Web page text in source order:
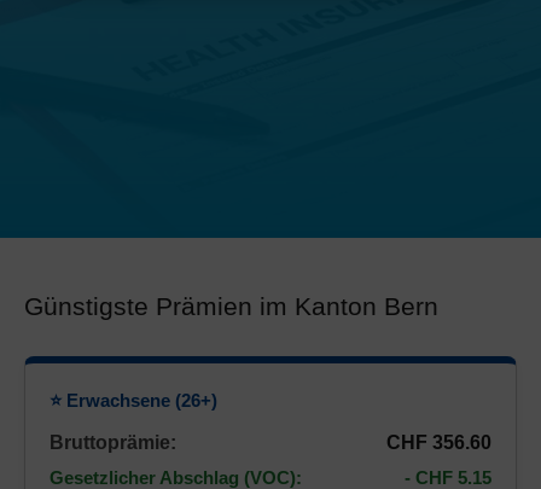
Günstigste Prämien im Kanton Bern
⭐ Erwachsene (26+)
Bruttoprämie:
CHF 356.60
Gesetzlicher Abschlag (VOC):
- CHF 5.15